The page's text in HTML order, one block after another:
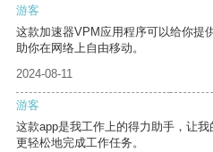
游客
这款加速器VPM应用程序可以给你提
助你在网络上自由移动。
2024-08-11
游客
这款app是我工作上的得力助手，让
更轻松地完成工作任务。